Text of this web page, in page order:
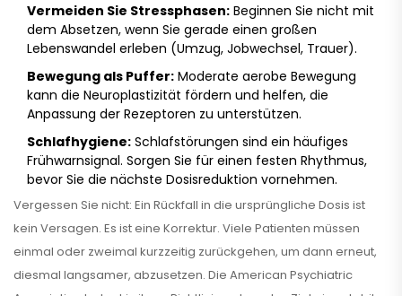
Vermeiden Sie Stressphasen: Beginnen Sie nicht mit
dem Absetzen, wenn Sie gerade einen großen
Lebenswandel erleben (Umzug, Jobwechsel, Trauer).
Bewegung als Puffer: Moderate aerobe Bewegung
kann die Neuroplastizität fördern und helfen, die
Anpassung der Rezeptoren zu unterstützen.
Schlafhygiene: Schlafstörungen sind ein häufiges
Frühwarnsignal. Sorgen Sie für einen festen Rhythmus,
bevor Sie die nächste Dosisreduktion vornehmen.
Vergessen Sie nicht: Ein Rückfall in die ursprüngliche Dosis ist
kein Versagen. Es ist eine Korrektur. Viele Patienten müssen
einmal oder zweimal kurzzeitig zurückgehen, um dann erneut,
diesmal langsamer, abzusetzen. Die American Psychiatric